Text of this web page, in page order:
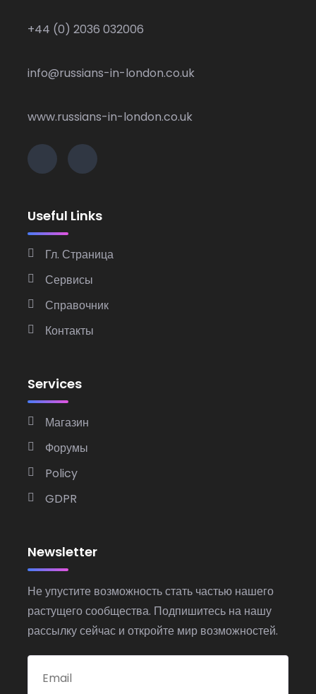
+44 (0) 2036 032006
info@russians-in-london.co.uk
www.russians-in-london.co.uk
Useful Links
Гл. Страница
Сервисы
Справочник
Контакты
Services
Магазин
Форумы
Policy
GDPR
Newsletter
Не упустите возможность стать частью нашего
растущего сообщества. Подпишитесь на нашу
рассылку сейчас и откройте мир возможностей.